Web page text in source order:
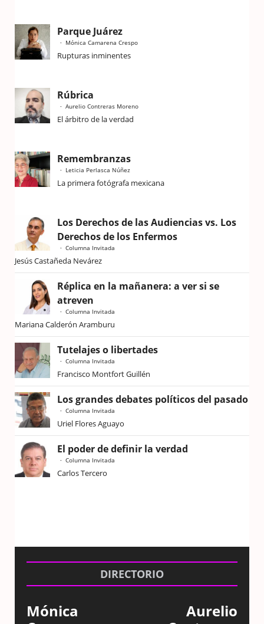
Parque Juárez
Mónica Camarena Crespo
Rupturas inminentes
Rúbrica
Aurelio Contreras Moreno
El árbitro de la verdad
Remembranzas
Leticia Perlasca Núñez
La primera fotógrafa mexicana
Los Derechos de las Audiencias vs. Los
Derechos de los Enfermos
Columna Invitada
Jesús Castañeda Nevárez
Réplica en la mañanera: a ver si se
atreven
Columna Invitada
Mariana Calderón Aramburu
Tutelajes o libertades
Columna Invitada
Francisco Montfort Guillén
Los grandes debates políticos del pasado
Columna Invitada
Uriel Flores Aguayo
El poder de definir la verdad
Columna Invitada
Carlos Tercero
DIRECTORIO
Mónica
Aurelio